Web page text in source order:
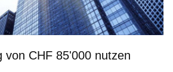
von CHF 85'000 nutzen